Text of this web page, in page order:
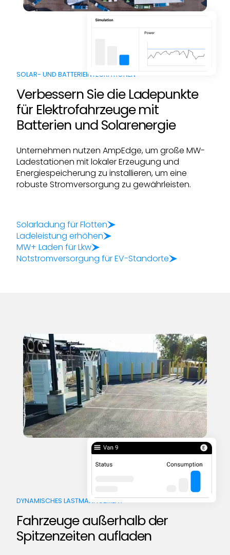
SOLAR- UND BATTERIEINTEGRATIONEN
Verbessern Sie die Ladepunkte
für Elektrofahrzeuge mit
Batterien und Solarenergie
Unternehmen nutzen AmpEdge, um große MW-
Ladestationen mit lokaler Erzeugung und
Energiespeicherung zu installieren, um eine
robuste Stromversorgung zu gewährleisten.
Solarladung für Flotten
Ladeleistung erhöhen
MW+ Laden für Lkw
Notstromversorgung für EV-Standorte
DYNAMISCHES LASTMANAGEMENT
Fahrzeuge außerhalb der
Spitzenzeiten aufladen